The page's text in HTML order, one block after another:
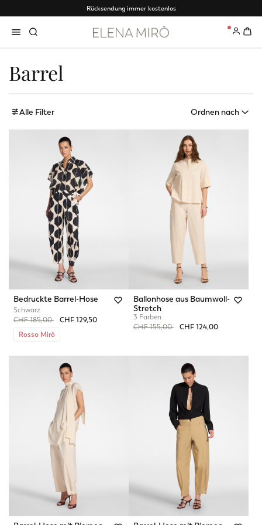
Rücksendung immer kostenlos
0
Barrel
Alle Filter Ordnen nach
Bedruckte Barrel-Hose
Schwarz
Price reduced from
CHF 185,00toCHF 129,50
Rosso Mirò
Ballonhose aus Baumwoll-
Stretch
3 Farben
Price reduced from
CHF 155,00toCHF 124,00